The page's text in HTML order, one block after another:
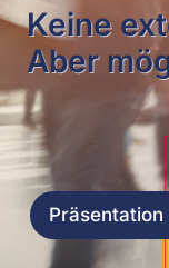
Keine
Aber